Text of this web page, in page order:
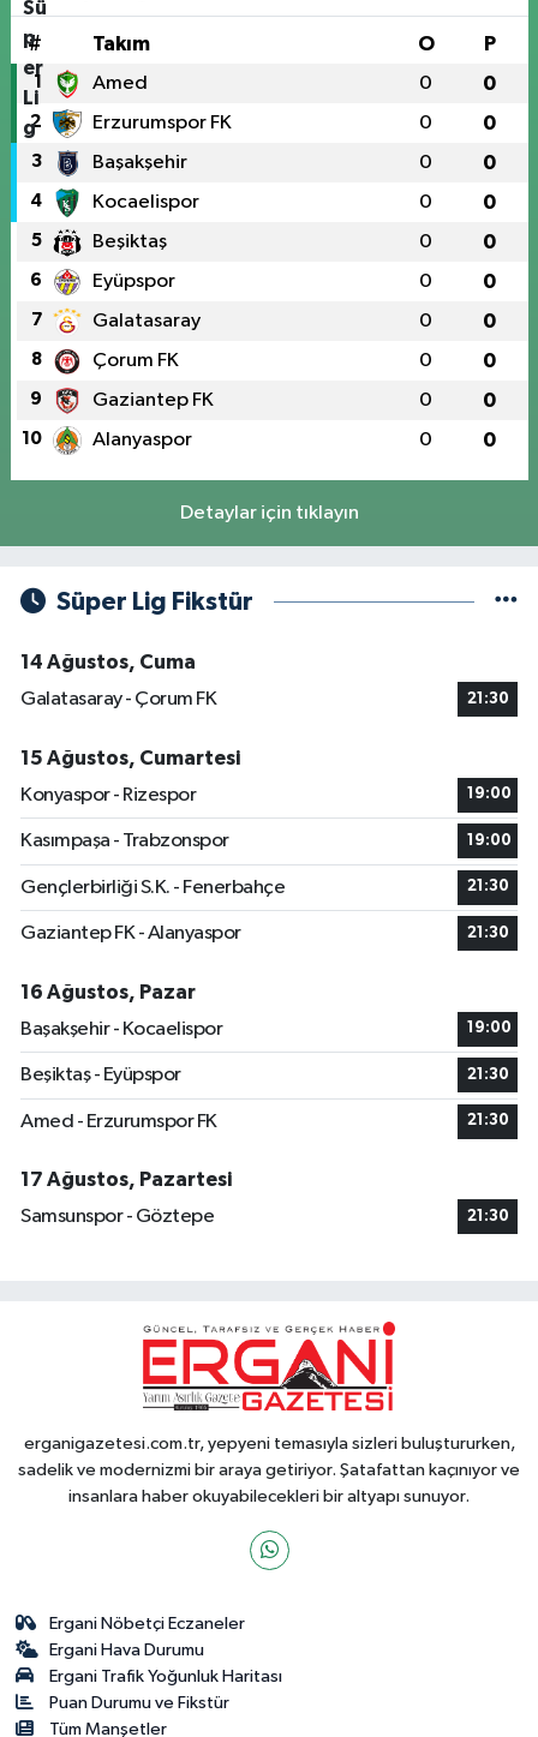
# Takım O P
1 Amed 0 0
2 Erzurumspor FK 0 0
3 Başakşehir 0 0
4 Kocaelispor 0 0
5 Beşiktaş 0 0
6 Eyüpspor 0 0
7 Galatasaray 0 0
8 Çorum FK 0 0
9 Gaziantep FK 0 0
10 Alanyaspor 0 0
Detaylar için tıklayın
Süper Lig Fikstür
14 Ağustos, Cuma
Galatasaray - Çorum FK
21:30
15 Ağustos, Cumartesi
Konyaspor - Rizespor
19:00
Kasımpaşa - Trabzonspor 19:00
Gençlerbirliği S.K. - Fenerbahçe 21:30
Gaziantep FK - Alanyaspor 21:30
16 Ağustos, Pazar
Başakşehir - Kocaelispor
19:00
Beşiktaş - Eyüpspor 21:30
Amed - Erzurumspor FK 21:30
17 Ağustos, Pazartesi
Samsunspor - Göztepe
21:30
erganigazetesi.com.tr, yepyeni temasıyla sizleri buluştururken,
sadelik ve modernizmi bir araya getiriyor. Şatafattan kaçınıyor ve
insanlara haber okuyabilecekleri bir altyapı sunuyor.
Ergani Nöbetçi Eczaneler
Ergani Hava Durumu
Ergani Trafik Yoğunluk Haritası
Puan Durumu ve Fikstür
Tüm Manşetler